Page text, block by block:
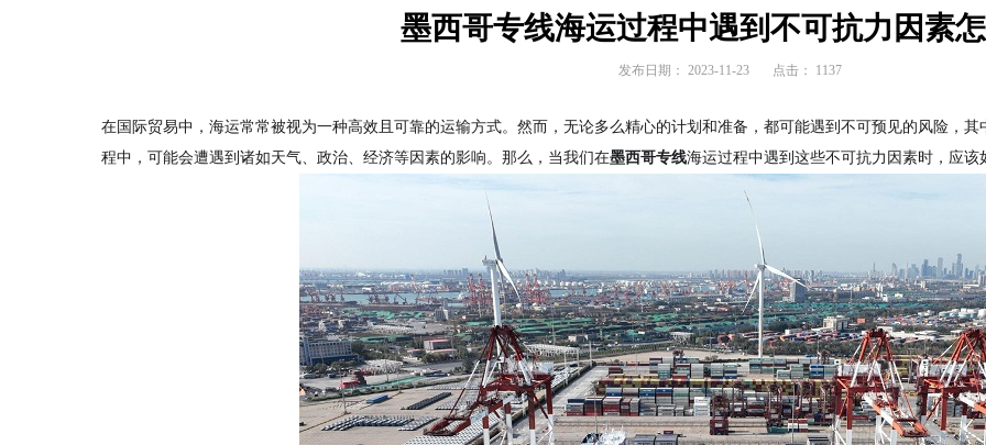
墨西哥专线海运过程中遇到不可抗力因素
发布日期： 2023-11-23 点击： 1137
在国际贸易中，海运常常被视为一种高效且可靠的运输方式。然而，无论多么精心的计划和准备，都可能遇到不可预见的风险，
程中，可能会遭遇到诸如天气、政治、经济等因素的影响。那么，当我们在墨西哥专线海运过程中遇到这些不可抗力因素时，应该